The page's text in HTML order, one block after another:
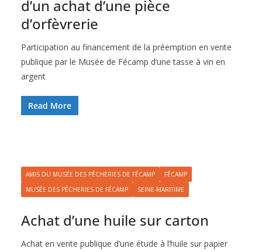
d’un achat d’une pièce
d’orfèvrerie
Participation au financement de la préemption en vente
publique par le Musée de Fécamp d’une tasse à vin en
argent
Read More
AMIS DU MUSÉE DES PÊCHERIES DE FÉCAMP
FÉCAMP
MUSÉE DES PÊCHERIES DE FÉCAMP
SEINE-MARITIME
Achat d’une huile sur carton
Achat en vente publique d’une étude à l’huile sur papier